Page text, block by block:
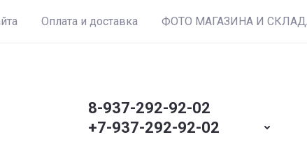
Оплата и доставка ФОТО МАГАЗИНА И
8-937-292-92-02
+7-937-292-92-02